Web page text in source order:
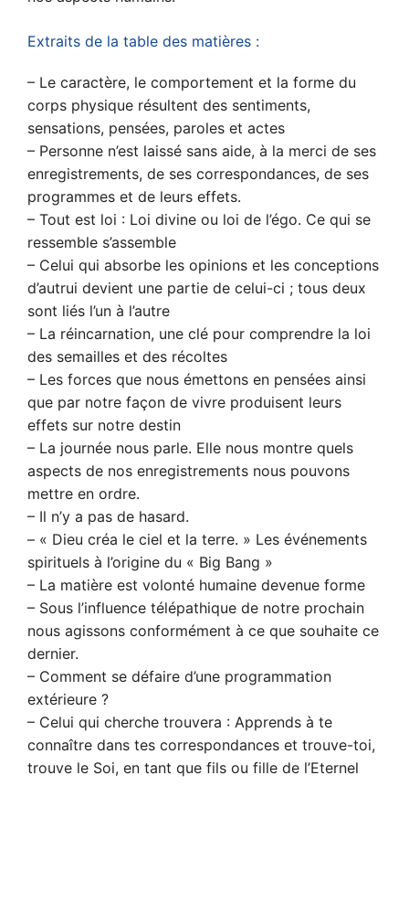
Extraits de la table des matières :
– Le caractère, le comportement et la forme du
corps physique résultent des sentiments,
sensations, pensées, paroles et actes
– Personne n’est laissé sans aide, à la merci de ses
enregistrements, de ses correspondances, de ses
programmes et de leurs effets.
– Tout est loi : Loi divine ou loi de l’égo. Ce qui se
ressemble s’assemble
– Celui qui absorbe les opinions et les conceptions
d’autrui devient une partie de celui-ci ; tous deux
sont liés l’un à l’autre
– La réincarnation, une clé pour comprendre la loi
des semailles et des récoltes
– Les forces que nous émettons en pensées ainsi
que par notre façon de vivre produisent leurs
effets sur notre destin
– La journée nous parle. Elle nous montre quels
aspects de nos enregistrements nous pouvons
mettre en ordre.
– Il n’y a pas de hasard.
– « Dieu créa le ciel et la terre. » Les événements
spirituels à l’origine du « Big Bang »
– La matière est volonté humaine devenue forme
– Sous l’influence télépathique de notre prochain
nous agissons conformément à ce que souhaite ce
dernier.
– Comment se défaire d’une programmation
extérieure ?
– Celui qui cherche trouvera : Apprends à te
connaître dans tes correspondances et trouve-toi,
trouve le Soi, en tant que fils ou fille de l’Eternel